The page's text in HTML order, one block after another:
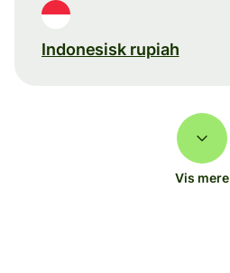
Indonesisk rupiah
Vis mere